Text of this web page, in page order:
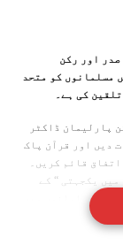
اور رکن
مسلمانوں کو متحد
کی ہے۔
پارلیمان ڈاکٹر
دیں اور قرآن پاک
قائم کریں۔
میں یکجہتی “ کے
نے مسلمانوں میں
کی وجہ قرآن پاک